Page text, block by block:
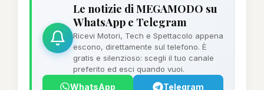
Le notizie di MEGAMODO su
WhatsApp e Telegram
Ricevi Motori, Tech e Spettacolo appena
escono, direttamente sul telefono. È
gratis e silenzioso: scegli il tuo canale
preferito ed esci quando vuoi.
WhatsApp Telegram